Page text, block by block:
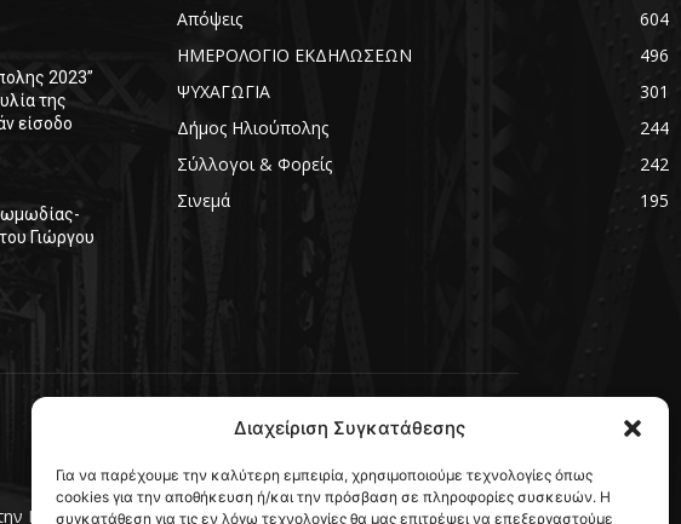
Διαχείριση Συγκατάθεσης
Για να παρέχουμε την καλύτερη εμπειρία, χρησιμοποιούμε τεχνολογίες όπως
cookies για την αποθήκευση ή/και την πρόσβαση σε πληροφορίες συσκευών. Η
συγκατάθεση για τις εν λόγω τεχνολογίες θα μας επιτρέψει να επεξεργαστούμε
2023”
της
είσοδο
Γιώργου
Απόψεις
604
ΗΜΕΡΟΛΟΓΙΟ ΕΚΔΗΛΩΣΕΩΝ
496
ΨΥΧΑΓΩΓΙΑ
301
Δήμος Ηλιούπολης
244
Σύλλογοι & Φορείς
242
Σινεμά
195
Ηλιούπολη